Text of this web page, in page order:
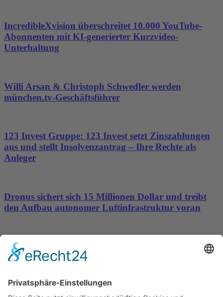
IncredibleXvision überschreitet 10.000 YouTube-
Abonnenten mit KI-generierter Kurzvideo-
Unterhaltung
Willi Arsan & Christoph Schwedler werden
münchen.tv-Geschäftsführer
123 Invest Gruppe: 123 Invest setzt Zinszahlungen
aus und stellt Insolvenzantrag – Ihre Rechte als
Anleger
Dronus sichert sich 15 Millionen Dollar und treibt
den Aufbau autonomer Luftinfrastruktur voran
Silver Lake Ltd. setzt Expansionskurs fort –
Deutschland rückt in den Fokus
Wichtiges